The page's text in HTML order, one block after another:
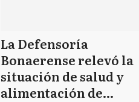
La Defensoría
Bonaerense relevó la
situación de salud y
alimentación de